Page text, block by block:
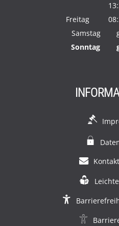
Freitag
Samstag
Sonntag